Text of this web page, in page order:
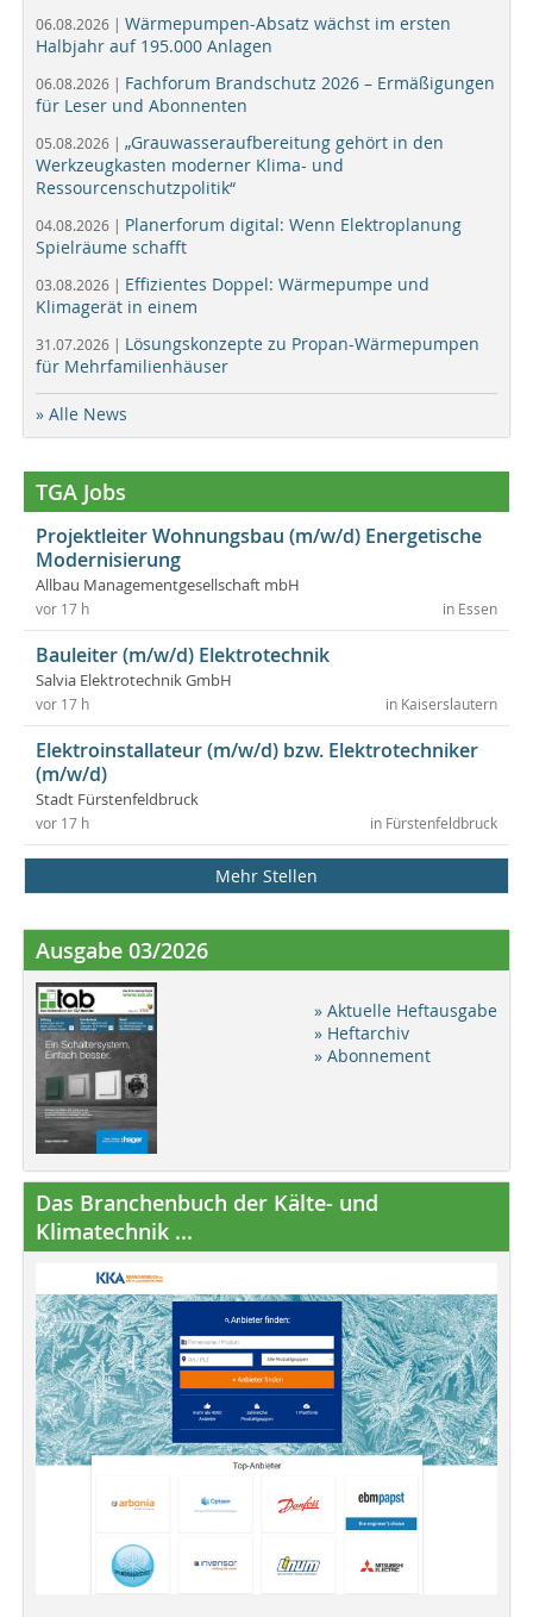
06.08.2026 | Wärmepumpen-Absatz wächst im ersten
Halbjahr auf 195.000 Anlagen
06.08.2026 | Fachforum Brandschutz 2026 – Ermäßigungen
für Leser und Abonnenten
05.08.2026 | „Grauwasseraufbereitung gehört in den
Werkzeugkasten moderner Klima- und
Ressourcenschutzpolitik“
04.08.2026 | Planerforum digital: Wenn Elektroplanung
Spielräume schafft
03.08.2026 | Effizientes Doppel: Wärmepumpe und
Klimagerät in einem
31.07.2026 | Lösungskonzepte zu Propan-Wärmepumpen
für Mehrfamilienhäuser
» Alle News
TGA Jobs
Projektleiter Wohnungsbau (m/w/d) Energetische
Modernisierung
Allbau Managementgesellschaft mbH
in Essen
vor 17 h
Bauleiter (m/w/d) Elektrotechnik
Salvia Elektrotechnik GmbH
in Kaiserslautern
vor 17 h
Elektroinstallateur (m/w/d) bzw. Elektrotechniker
(m/w/d)
Stadt Fürstenfeldbruck
in Fürstenfeldbruck
vor 17 h
Mehr Stellen
Ausgabe 03/2026
» Aktuelle Heftausgabe
» Heftarchiv
» Abonnement
Das Branchenbuch der Kälte- und
Klimatechnik ...